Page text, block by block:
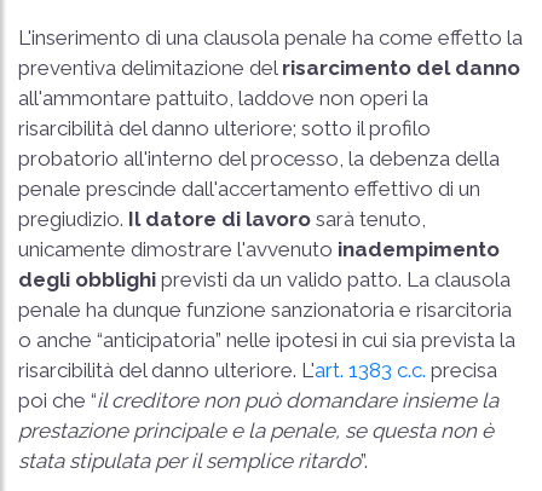
L'inserimento di una clausola penale ha come effetto la
preventiva delimitazione del risarcimento del danno
all'ammontare pattuito, laddove non operi la
risarcibilità del danno ulteriore; sotto il profilo
probatorio all'interno del processo, la debenza della
penale prescinde dall'accertamento effettivo di un
pregiudizio. Il datore di lavoro sarà tenuto,
unicamente dimostrare l'avvenuto inadempimento
degli obblighi previsti da un valido patto. La clausola
penale ha dunque funzione sanzionatoria e risarcitoria
o anche “anticipatoria” nelle ipotesi in cui sia prevista la
risarcibilità del danno ulteriore. L'art. 1383 c.c. precisa
poi che “il creditore non può domandare insieme la
prestazione principale e la penale, se questa non è
stata stipulata per il semplice ritardo”.